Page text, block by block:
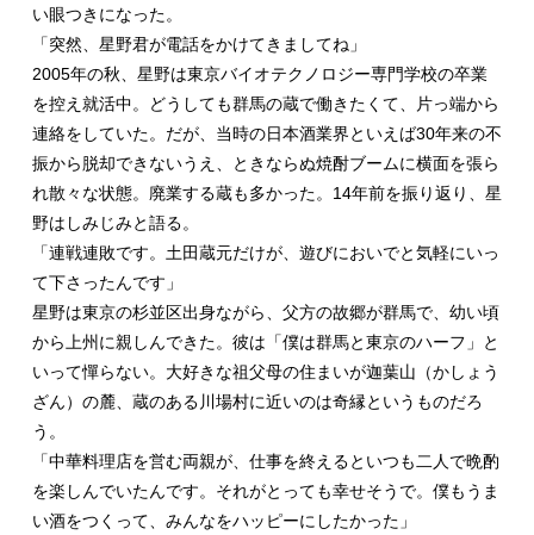
い眼つきになった。
「突然、星野君が電話をかけてきましてね」
2005年の秋、星野は東京バイオテクノロジー専門学校の卒業
を控え就活中。どうしても群馬の蔵で働きたくて、片っ端から
連絡をしていた。だが、当時の日本酒業界といえば30年来の不
振から脱却できないうえ、ときならぬ焼酎ブームに横面を張ら
れ散々な状態。廃業する蔵も多かった。14年前を振り返り、星
野はしみじみと語る。
「連戦連敗です。土田蔵元だけが、遊びにおいでと気軽にいっ
て下さったんです」
星野は東京の杉並区出身ながら、父方の故郷が群馬で、幼い頃
から上州に親しんできた。彼は「僕は群馬と東京のハーフ」と
いって憚らない。大好きな祖父母の住まいが迦葉山（かしょう
ざん）の麓、蔵のある川場村に近いのは奇縁というものだろ
う。
「中華料理店を営む両親が、仕事を終えるといつも二人で晩酌
を楽しんでいたんです。それがとっても幸せそうで。僕もうま
い酒をつくって、みんなをハッピーにしたかった」